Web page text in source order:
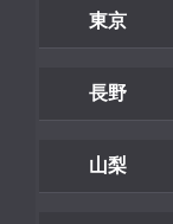
東京
長野
山梨